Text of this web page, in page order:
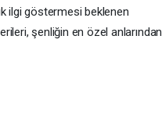
ilgi göstermesi beklenen
şenliğin en özel anlarından